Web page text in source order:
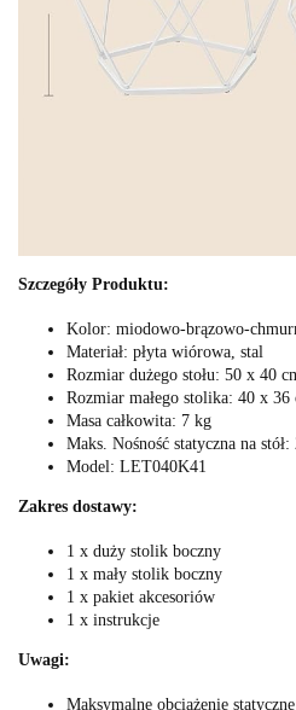
Szczegóły Produktu:
Kolor: miodowo-brązowo-
Materiał: płyta wiórowa, stal
Rozmiar dużego stołu: 50 x 40
Rozmiar małego stolika: 40 x 36
Masa całkowita: 7 kg
Maks. Nośność statyczna na
Model: LET040K41
Zakres dostawy:
1 x duży stolik boczny
1 x mały stolik boczny
1 x pakiet akcesoriów
1 x instrukcje
Uwagi:
Maksymalne obciążenie